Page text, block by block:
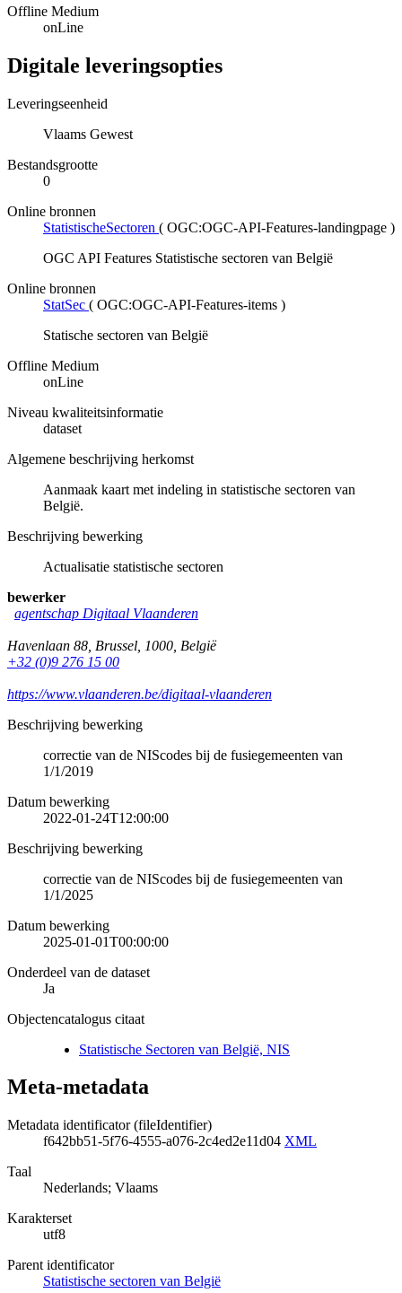
Offline Medium
onLine
Digitale leveringsopties
Leveringseenheid
Vlaams Gewest
Bestandsgrootte
0
Online bronnen
StatistischeSectoren ( OGC:OGC-API-Features-landingpage )
OGC API Features Statistische sectoren van België
Online bronnen
StatSec ( OGC:OGC-API-Features-items )
Statische sectoren van België
Offline Medium
onLine
Niveau kwaliteitsinformatie
dataset
Algemene beschrijving herkomst
Aanmaak kaart met indeling in statistische sectoren van
België.
Beschrijving bewerking
Actualisatie statistische sectoren
bewerker
agentschap Digitaal Vlaanderen
Havenlaan 88 Brussel 1000 België
+32 (0)9 276 15 00
https://www.vlaanderen.be/digitaal-vlaanderen
Beschrijving bewerking
correctie van de NIScodes bij de fusiegemeenten van
1/1/2019
Datum bewerking
2022-01-24T12:00:00
Beschrijving bewerking
correctie van de NIScodes bij de fusiegemeenten van
1/1/2025
Datum bewerking
2025-01-01T00:00:00
Onderdeel van de dataset
Ja
Objectencatalogus citaat
Statistische Sectoren van België, NIS
Meta-metadata
Metadata identificator (fileIdentifier)
f642bb51-5f76-4555-a076-2c4ed2e11d04 XML
Taal
Nederlands; Vlaams
Karakterset
utf8
Parent identificator
Statistische sectoren van België